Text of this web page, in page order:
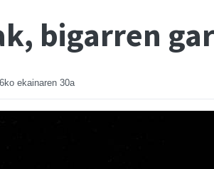
bigarren
ekainaren 30a